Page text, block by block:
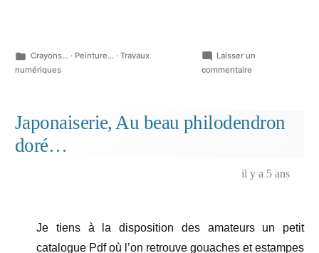
Publié
dans
Crayons... · Peinture... · Travaux
numériques
Laisser un
commentairesur
Japonaiserie, Au beau philodendron
doré…
il y a 5 ans
Je tiens à la disposition des amateurs un petit
catalogue Pdf où l’on retrouve gouaches et estampes